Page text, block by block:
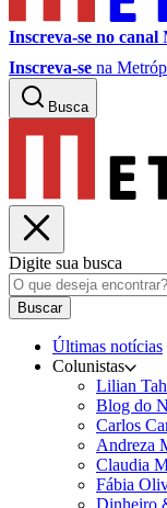
Inscreva-se no canal
Inscreva-se na
Busca
Digite sua busca
Buscar
Últimas notícias
Colunistas
Lilian
Blog do
Carlos
Andreza
Claudia
Fábia
Dinheiro